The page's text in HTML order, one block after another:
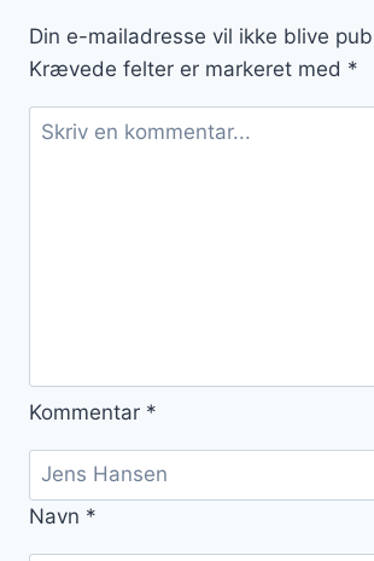
Din e-mailadresse vil ikke blive
Krævede felter er markeret med *
Kommentar *
Navn *